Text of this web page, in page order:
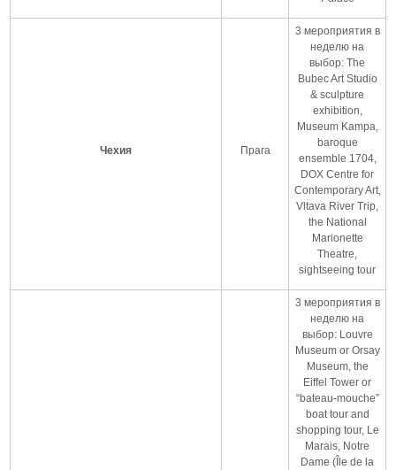
Чехия Прага
3 мероприятия в
неделю на
выбор: The
Bubec Art Studio
& sculpture
exhibition,
Museum Kampa,
baroque
ensemble 1704,
DOX Centre for
Contemporary Art,
Vltava River Trip,
the National
Marionette
Theatre,
sightseeing tour
3 мероприятия в
неделю на
выбор: Louvre
Museum or Orsay
Museum, the
Eiffel Tower or
“bateau-mouche”
boat tour and
shopping tour, Le
Marais, Notre
Dame (Île de la